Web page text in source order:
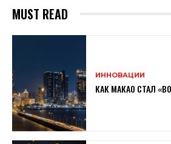
MUST READ
ИННОВАЦИИ
КАК МАКАО СТАЛ